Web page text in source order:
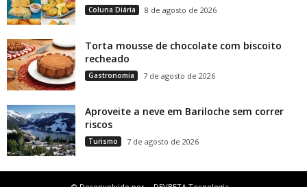
Coluna Diária 8 de agosto de 2026
Torta mousse de chocolate com biscoito
recheado
Gastronomia 7 de agosto de 2026
Aproveite a neve em Bariloche sem correr
riscos
Turismo 7 de agosto de 2026